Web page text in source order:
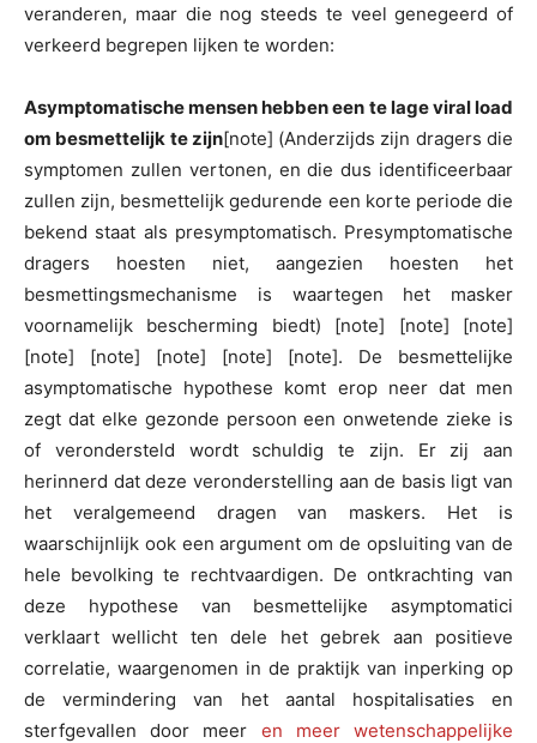
veranderen, maar die nog steeds te veel genegeerd of
verkeerd begrepen lijken te worden:
Asymptomatische mensen hebben een te lage viral load
om besmettelijk te zijn[note] (Anderzijds zijn dragers die
symptomen zullen vertonen, en die dus identificeerbaar
zullen zijn, besmettelijk gedurende een korte periode die
bekend staat als presymptomatisch. Presymptomatische
dragers hoesten niet, aangezien hoesten het
besmettingsmechanisme is waartegen het masker
voornamelijk bescherming biedt) [note] [note] [note]
[note] [note] [note] [note] [note]. De besmettelijke
asymptomatische hypothese komt erop neer dat men
zegt dat elke gezonde persoon een onwetende zieke is
of verondersteld wordt schuldig te zijn. Er zij aan
herinnerd dat deze veronderstelling aan de basis ligt van
het veralgemeend dragen van maskers. Het is
waarschijnlijk ook een argument om de opsluiting van de
hele bevolking te rechtvaardigen. De ontkrachting van
deze hypothese van besmettelijke asymptomatici
verklaart wellicht ten dele het gebrek aan positieve
correlatie, waargenomen in de praktijk van inperking op
de vermindering van het aantal hospitalisaties en
sterfgevallen door meer en meer wetenschappelijke